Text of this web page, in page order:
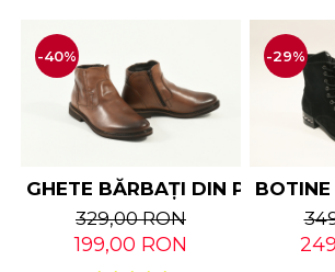
-40%
GHETE BĂRBAȚI DIN PIELE
329,00 RON
199,00 RON
-29%
BOTINE